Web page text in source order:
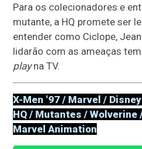
Para os colecionadores e
mutante, a HQ promete ser
entender como Ciclope,
lidarão com as ameaças
playna TV.
X-Men '97 / Marvel /
HQ / Mutantes /
Marvel Animation